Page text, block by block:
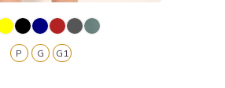
G G1
P